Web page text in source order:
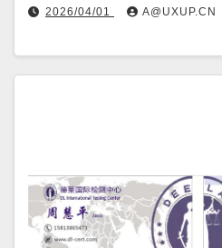
2026/04/01 A@UXUP.CN